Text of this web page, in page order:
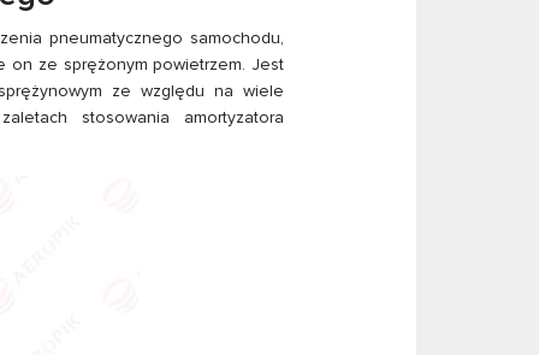
pneumatycznego samochodu,
on ze sprężonym powietrzem. Jest
ze względu na wiele
stosowania amortyzatora